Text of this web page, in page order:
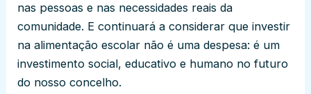
nas pessoas e nas necessidades reais da
comunidade. E continuará a considerar que investir
na alimentação escolar não é uma despesa: é um
investimento social, educativo e humano no futuro
do nosso concelho.